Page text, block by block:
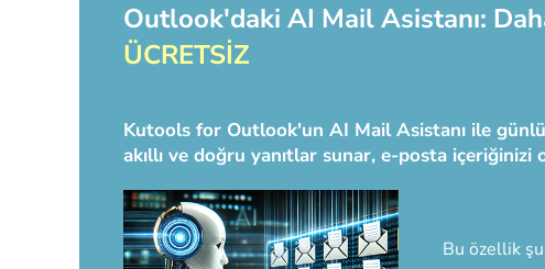
Outlook'daki AI Mail Asistanı:
ÜCRETSİZ
Kutools for Outlook'un AI Mail Asistanı ile
akıllı ve doğru yanıtlar sunar, e-posta içeriğinizi
Bu özellik